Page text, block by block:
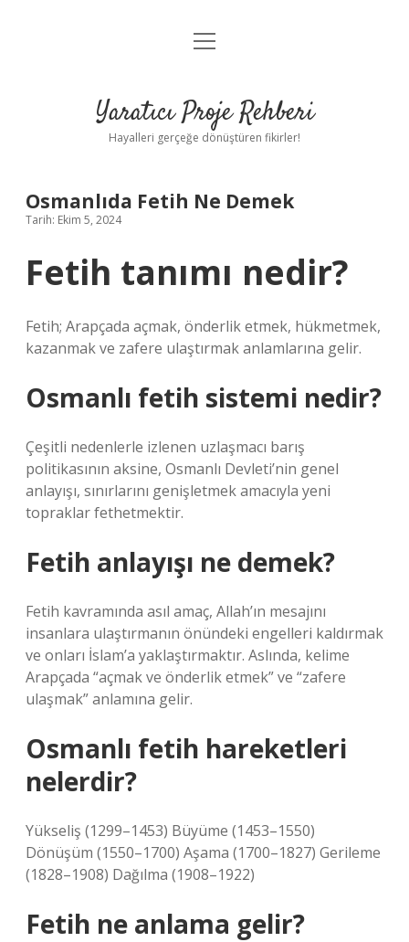
Anasayfa
Yasal Uyarı
menüyü
Yaratıcı Proje Rehberi
Hayalleri gerçeğe dönüştüren fikirler!
Osmanlıda Fetih Ne Demek
Tarih: Ekim 5, 2024
Fetih tanımı nedir?
Fetih; Arapçada açmak, önderlik etmek, hükmetmek,
kazanmak ve zafere ulaştırmak anlamlarına gelir.
Osmanlı fetih sistemi nedir?
Çeşitli nedenlerle izlenen uzlaşmacı barış
politikasının aksine, Osmanlı Devleti’nin genel
anlayışı, sınırlarını genişletmek amacıyla yeni
topraklar fethetmektir.
Fetih anlayışı ne demek?
Fetih kavramında asıl amaç, Allah’ın mesajını
insanlara ulaştırmanın önündeki engelleri kaldırmak
ve onları İslam’a yaklaştırmaktır. Aslında, kelime
Arapçada “açmak ve önderlik etmek” ve “zafere
ulaşmak” anlamına gelir.
Osmanlı fetih hareketleri
nelerdir?
Yükseliş (1299–1453) Büyüme (1453–1550)
Dönüşüm (1550–1700) Aşama (1700–1827) Gerileme
(1828–1908) Dağılma (1908–1922)
Fetih ne anlama gelir?